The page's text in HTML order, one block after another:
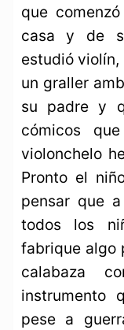
que
casa y de
estudió
un graller
su padre y
cómicos
violonchelo
Pronto el
pensar que
todos los
fabrique algo
calabaza
instrumento
pese a